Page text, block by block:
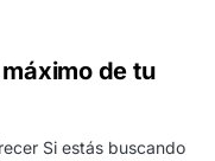
de tu
Si estás buscando